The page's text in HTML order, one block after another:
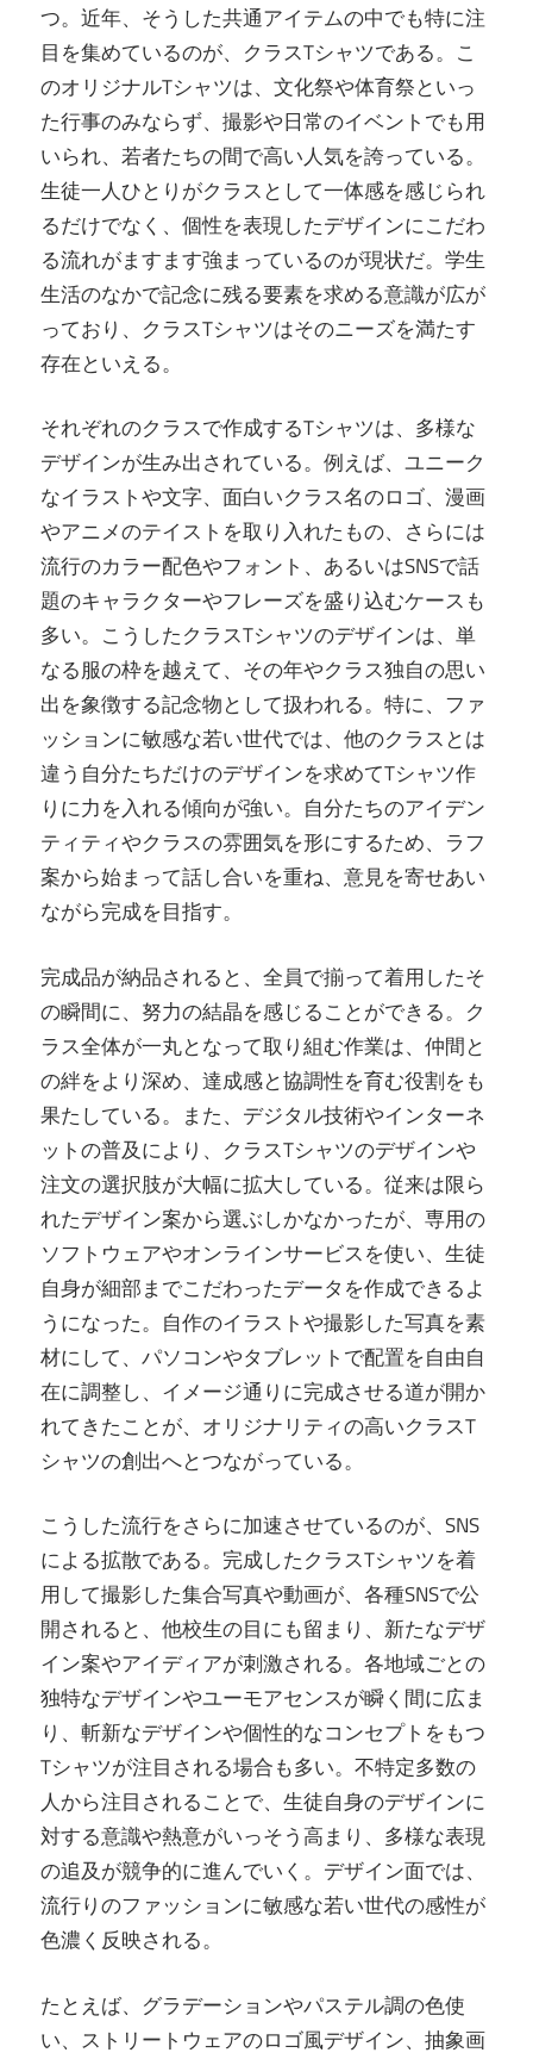
つ。 近年、そうした共通アイテムの中でも特に注
目を集めているのが、クラスTシャツである。こ
のオリジナルTシャツは、文化祭や体育祭といっ
た行事のみならず、撮影や日常のイベントでも用
いられ、若者たちの間で高い人気を誇っている。
生徒一人ひとりがクラスとして一体感を感じられ
るだけでなく、個性を表現したデザインにこだわ
る流れがますます強まっているのが現状だ。学生
生活のなかで記念に残る要素を求める意識が広が
っており、クラスTシャツはそのニーズを満たす
存在といえる。
それぞれのクラスで作成するTシャツは、多様な
デザインが生み出されている。例えば、ユニーク
なイラストや文字、面白いクラス名のロゴ、漫画
やアニメのテイストを取り入れたもの、さらには
流行のカラー配色やフォント、あるいはSNSで話
題のキャラクターやフレーズを盛り込むケースも
多い。こうしたクラスTシャツのデザインは、単
なる服の枠を越えて、その年やクラス独自の思い
出を象徴する記念物として扱われる。特に、ファ
ッションに敏感な若い世代では、他のクラスとは
違う自分たちだけのデザインを求めてTシャツ作
りに力を入れる傾向が強い。自分たちのアイデン
ティティやクラスの雰囲気を形にするため、ラフ
案から始まって話し合いを重ね、意見を寄せあい
ながら完成を目指す。
完成品が納品されると、全員で揃って着用したそ
の瞬間に、努力の結晶を感じることができる。ク
ラス全体が一丸となって取り組む作業は、仲間と
の絆をより深め、達成感と協調性を育む役割をも
果たしている。また、デジタル技術やインターネ
ットの普及により、クラスTシャツのデザインや
注文の選択肢が大幅に拡大している。従来は限ら
れたデザイン案から選ぶしかなかったが、専用の
ソフトウェアやオンラインサービスを使い、生徒
自身が細部までこだわったデータを作成できるよ
うになった。自作のイラストや撮影した写真を素
材にして、パソコンやタブレットで配置を自由自
在に調整し、イメージ通りに完成させる道が開か
れてきたことが、オリジナリティの高いクラスT
シャツの創出へとつながっている。
こうした流行をさらに加速させているのが、SNS
による拡散である。完成したクラスTシャツを着
用して撮影した集合写真や動画が、各種SNSで公
開されると、他校生の目にも留まり、新たなデザ
イン案やアイディアが刺激される。各地域ごとの
独特なデザインやユーモアセンスが瞬く間に広ま
り、斬新なデザインや個性的なコンセプトをもつ
Tシャツが注目される場合も多い。不特定多数の
人から注目されることで、生徒自身のデザインに
対する意識や熱意がいっそう高まり、多様な表現
の追及が競争的に進んでいく。デザイン面では、
流行りのファッションに敏感な若い世代の感性が
色濃く反映される。
たとえば、グラデーションやパステル調の色使
い、ストリートウェアのロゴ風デザイン、抽象画